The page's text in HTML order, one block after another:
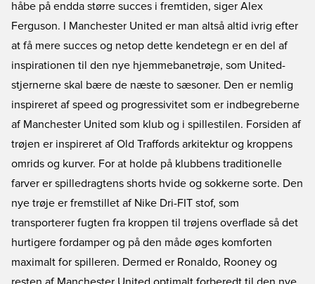
håbe på endda større succes i fremtiden, siger Alex
Ferguson. I Manchester United er man altså altid ivrig efter
at få mere succes og netop dette kendetegn er en del af
inspirationen til den nye hjemmebanetrøje, som United-
stjernerne skal bære de næste to sæsoner. Den er nemlig
inspireret af speed og progressivitet som er indbegreberne
af Manchester United som klub og i spillestilen. Forsiden af
trøjen er inspireret af Old Traffords arkitektur og kroppens
omrids og kurver. For at holde på klubbens traditionelle
farver er spilledragtens shorts hvide og sokkerne sorte. Den
nye trøje er fremstillet af Nike Dri-FIT stof, som
transporterer fugten fra kroppen til trøjens overflade så det
hurtigere fordamper og på den måde øges komforten
maximalt for spilleren. Dermed er Ronaldo, Rooney og